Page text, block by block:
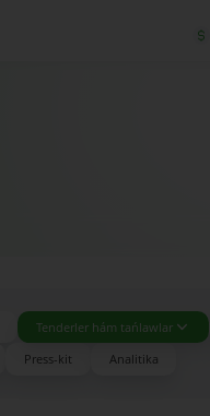
Tenderler hám tańlawlar
Press-kit Analitika